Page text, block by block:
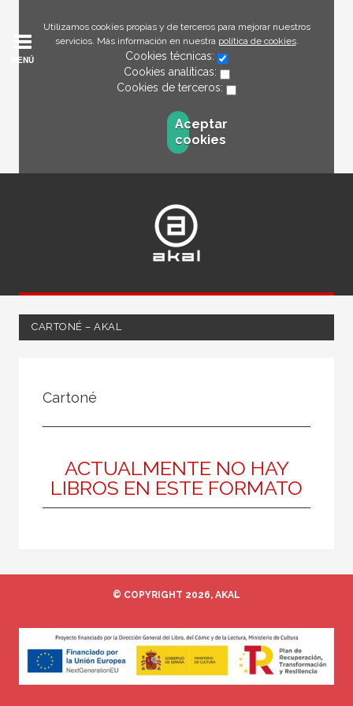
Utilizamos cookies propias y de terceros para mejorar nuestros
servicios. Más información en nuestra política de cookies.
Cookies técnicas:
Cookies analíticas:
Cookies de terceros:
Aceptar
cookies
MENÚ
CARTONÉ – AKAL
Ciencias humanas y sociales
Bellas Artes
MATERIAS
Diseño
Cartoné
ACTUALMENTE NO HAY
LIBROS EN ESTE FORMATO
© COPYRIGHT 2026, AKAL